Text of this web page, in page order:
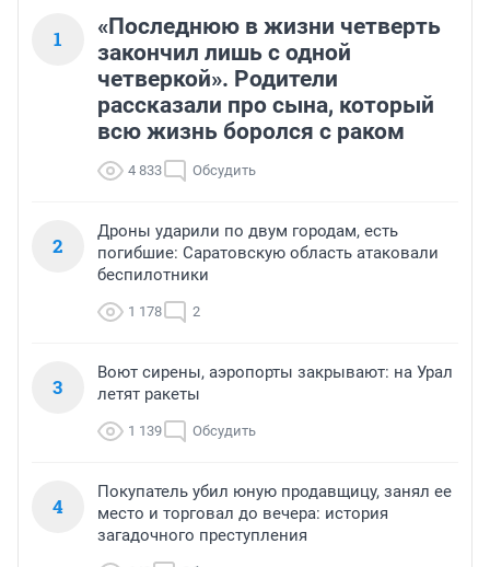
1
«Последнюю в жизни четверть
закончил лишь с одной
четверкой». Родители
рассказали про сына, который
всю жизнь боролся с раком
4 833 Обсудить
2
Дроны ударили по двум городам, есть
погибшие: Саратовскую область атаковали
беспилотники
1 178 2
3
Воют сирены, аэропорты закрывают: на Урал
летят ракеты
1 139 Обсудить
4
Покупатель убил юную продавщицу, занял ее
место и торговал до вечера: история
загадочного преступления